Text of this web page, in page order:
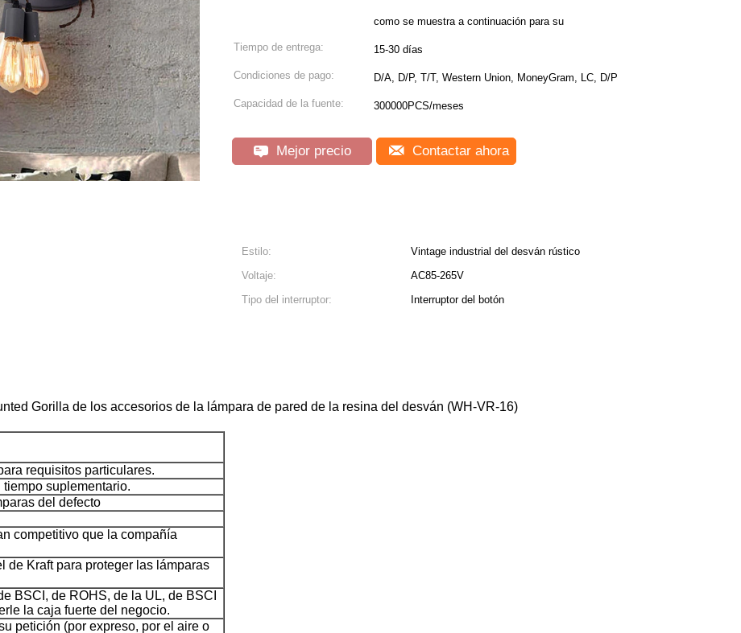
como se muestra a continuación para su
Tiempo de entrega: 15-30 días
Condiciones de pago: D/A, D/P, T/T, Western Union, MoneyGram, LC, D/P
Capacidad de la fuente: 300000PCS/meses
Mejor precio Contactar ahora
Estilo:
Vintage industrial del desván rústico
Voltaje:
AC85-265V
Tipo del interruptor:
Interruptor del botón
Gorilla de los accesorios de la lámpara de pared de la resina del desván (WH-VR-16)
requisitos particulares.
suplementario.
del defecto
competitivo que la compañía
de Kraft para proteger las lámparas
BSCI, de ROHS, de la UL, de BSCI
la caja fuerte del negocio.
petición (por expreso, por el aire o